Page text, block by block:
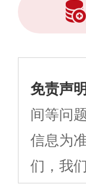
免责声
间等问
信息为
们，我